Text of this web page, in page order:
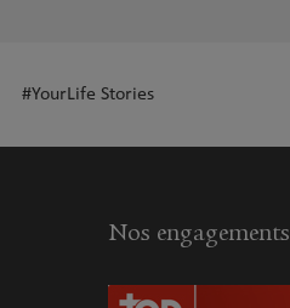
#YourLife Stories
Nos engagements